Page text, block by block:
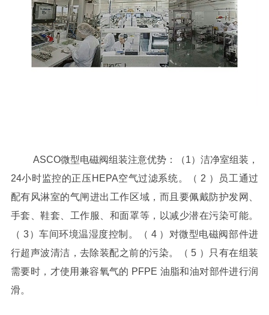
微型电磁阀组装注意优势：（1） 洁净室组装，
24小时监控的正压 HEPA空气过滤系统。（ 2 ）员工通过
配有风淋室的气闸进出工作区域，而且要佩戴防护发网、
手套、鞋套、工作服、和面罩等，以减少潜在污染可能。
（ 3）车间环境温湿度控制。（ 4 ）对微型电磁阀部件进
行超声波清洁，去除装配之前的污染。（ 5 ）只有在组装
需要时，才使用兼容氧气的 PFPE 油脂和油对部件进行润
滑。